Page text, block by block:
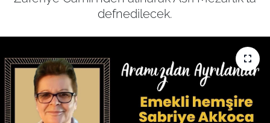
defnedilecek.
EKONOMİ
SAĞLIK
EĞİTİM
TARIM VE HAYVANCILIK